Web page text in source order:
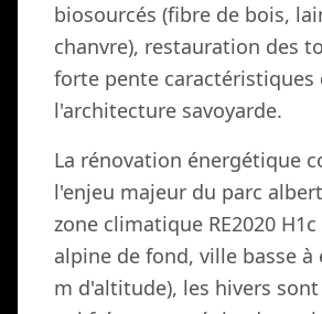
biosourcés (fibre de bois,
chanvre), restauration des
forte pente caractéristiques
l'architecture savoyarde.
La rénovation énergétique
l'enjeu majeur du parc
zone climatique RE2020 H1c
alpine de fond, ville basse à
m d'altitude), les hivers